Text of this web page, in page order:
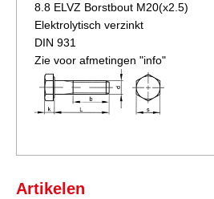
8.8 ELVZ Borstbout M20(x2.5)
Elektrolytisch verzinkt
DIN 931
Zie voor afmetingen "info"
Artikelen